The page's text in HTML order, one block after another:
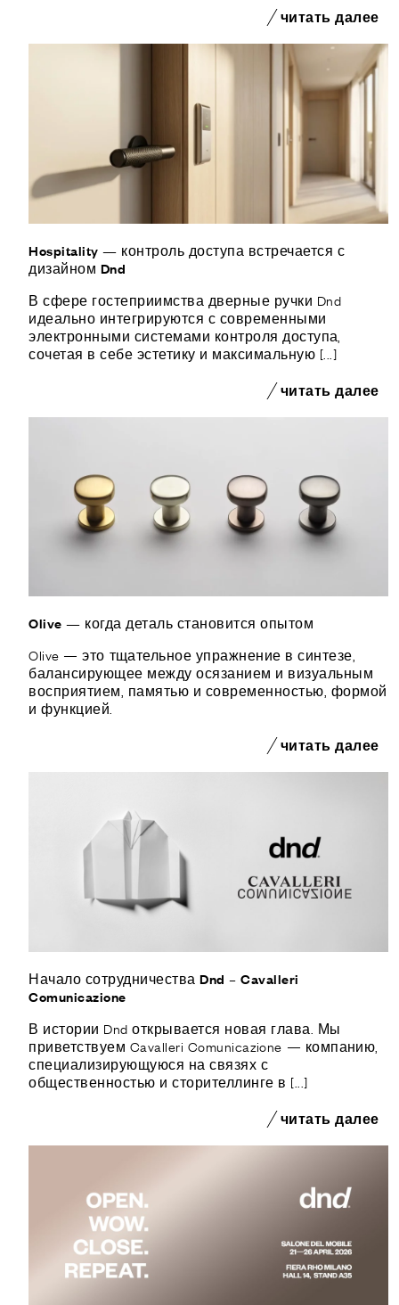
читать далее
Hospitality — контроль доступа встречается с
дизайном Dnd
В сфере гостеприимства дверные ручки Dnd
идеально интегрируются с современными
электронными системами контроля доступа,
сочетая в себе эстетику и максимальную [...]
читать далее
Olive — когда деталь становится опытом
Olive — это тщательное упражнение в синтезе,
балансирующее между осязанием и визуальным
восприятием, памятью и современностью, формой
и функцией.
читать далее
Начало сотрудничества Dnd – Cavalleri
Comunicazione
В истории Dnd открывается новая глава. Мы
приветствуем Cavalleri Comunicazione — компанию,
специализирующуюся на связях с
общественностью и сторителлинге в [...]
читать далее